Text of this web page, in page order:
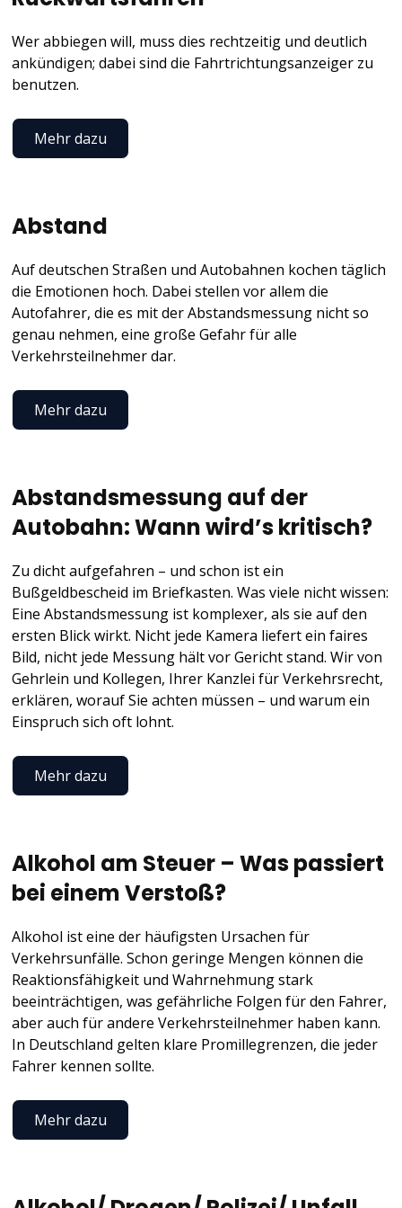
Wer abbiegen will, muss dies rechtzeitig und deutlich
ankündigen; dabei sind die Fahrtrichtungsanzeiger zu
benutzen.
Mehr dazu
Abstand
Auf deutschen Straßen und Autobahnen kochen täglich
die Emotionen hoch. Dabei stellen vor allem die
Autofahrer, die es mit der Abstandsmessung nicht so
genau nehmen, eine große Gefahr für alle
Verkehrsteilnehmer dar.
Mehr dazu
Abstandsmessung auf der
Autobahn: Wann wird’s kritisch?
Zu dicht aufgefahren – und schon ist ein
Bußgeldbescheid im Briefkasten. Was viele nicht wissen:
Eine Abstandsmessung ist komplexer, als sie auf den
ersten Blick wirkt. Nicht jede Kamera liefert ein faires
Bild, nicht jede Messung hält vor Gericht stand. Wir von
Gehrlein und Kollegen, Ihrer Kanzlei für Verkehrsrecht,
erklären, worauf Sie achten müssen – und warum ein
Einspruch sich oft lohnt.
Mehr dazu
Alkohol am Steuer – Was passiert
bei einem Verstoß?
Alkohol ist eine der häufigsten Ursachen für
Verkehrsunfälle. Schon geringe Mengen können die
Reaktionsfähigkeit und Wahrnehmung stark
beeinträchtigen, was gefährliche Folgen für den Fahrer,
aber auch für andere Verkehrsteilnehmer haben kann.
In Deutschland gelten klare Promillegrenzen, die jeder
Fahrer kennen sollte.
Mehr dazu